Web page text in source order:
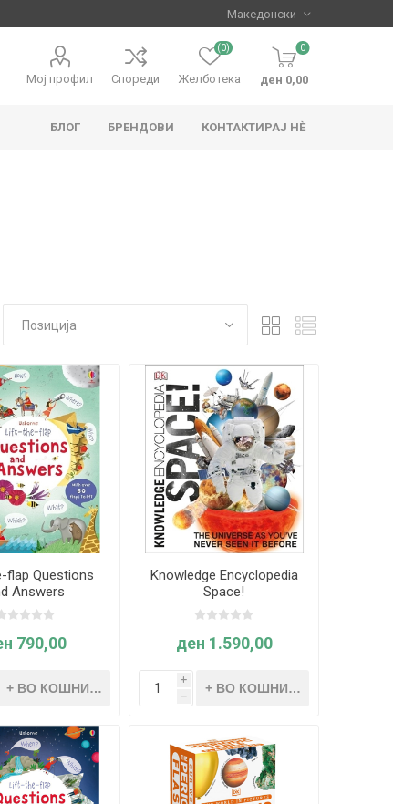
Мој профил Спореди Желботека
(0) 0
ден 0,00
БЛОГ БРЕНДОВИ КОНТАКТИРАЈ НЀ
flap Questions
Answers
790,00
Knowledge Encyclopedia
Space!
ден 1.590,00
i
h